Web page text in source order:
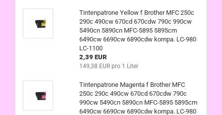
Tintenpatrone Yellow f Brother MFC 250c
290c 490cw 670cd 670cdw 790c 990cw
5490cn 5890cn MFC-5895 5895cm
6490cw 6690cw 6890cdw kompa. LC-980
LC-1100
2,39 EUR
149,38 EUR pro 1 Liter
Tintenpatrone Magenta f Brother MFC
250c 290c 490cw 670cd 670cdw 790c
990cw 5490cn 5890cn MFC-5895 5895cm
6490cw 6690cw 6890cdw kompa. LC-980